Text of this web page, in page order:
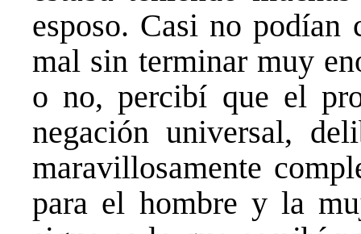
esposo. Casi no podían
mal sin terminar muy
o no, percibí que el
negación universal,
maravillosamente
para el hombre y la